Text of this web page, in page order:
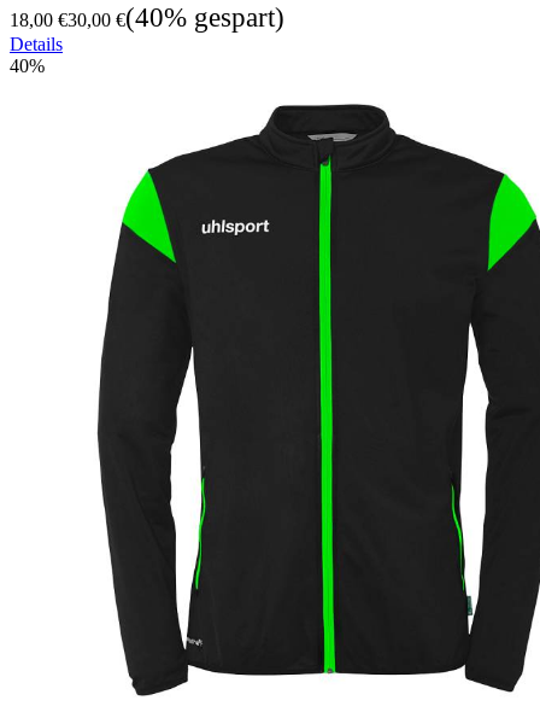
18,00 €30,00 €(40% gespart)
Details
40%